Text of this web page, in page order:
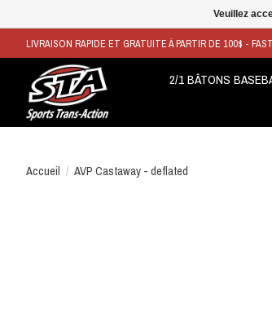
LIVRAISON RAPIDE ET GRATUITE À PARTIR DE 100$ -
2/1 BÂTONS
Accueil / AVP Castaway - deflated
Veuillez